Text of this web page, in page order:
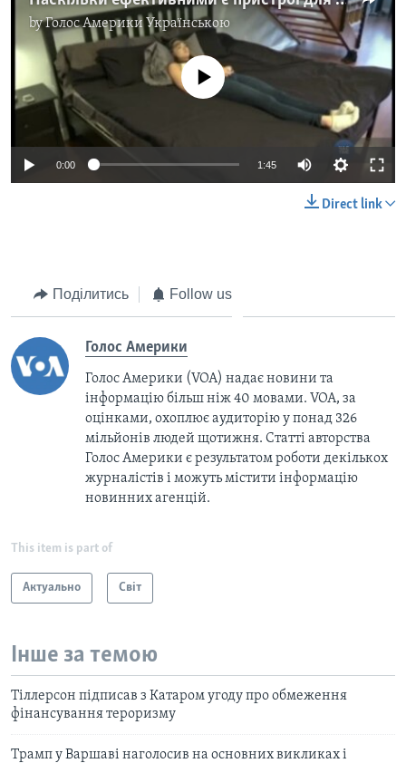
byГолос Америки Українською
No media source currently available
0:00 1:45
Direct link
Поділитись Follow us
Голос Америки
Голос Америки (VOA) надає новини та
інформацію більш ніж 40 мовами. VOA, за
оцінками, охоплює аудиторію у понад 326
мільйонів людей щотижня. Статті авторства
Голос Америки є результатом роботи декількох
журналістів і можуть містити інформацію
новинних агенцій.
This item is part of
Актуально Світ
Інше за темою
Тіллерсон підписав з Катаром угоду про обмеження
фінансування тероризму
Трамп у Варшаві наголосив на основних викликах і